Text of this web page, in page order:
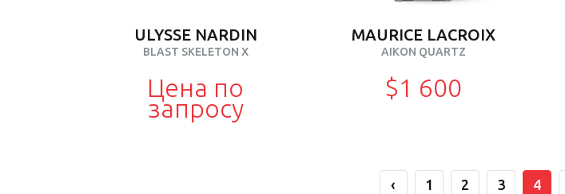
ULYSSE NARDIN
BLAST SKELETON X
Цена по
запросу
MAURICE LACROIX
AIKON QUARTZ
$1 600
‹ 1 2 3 4